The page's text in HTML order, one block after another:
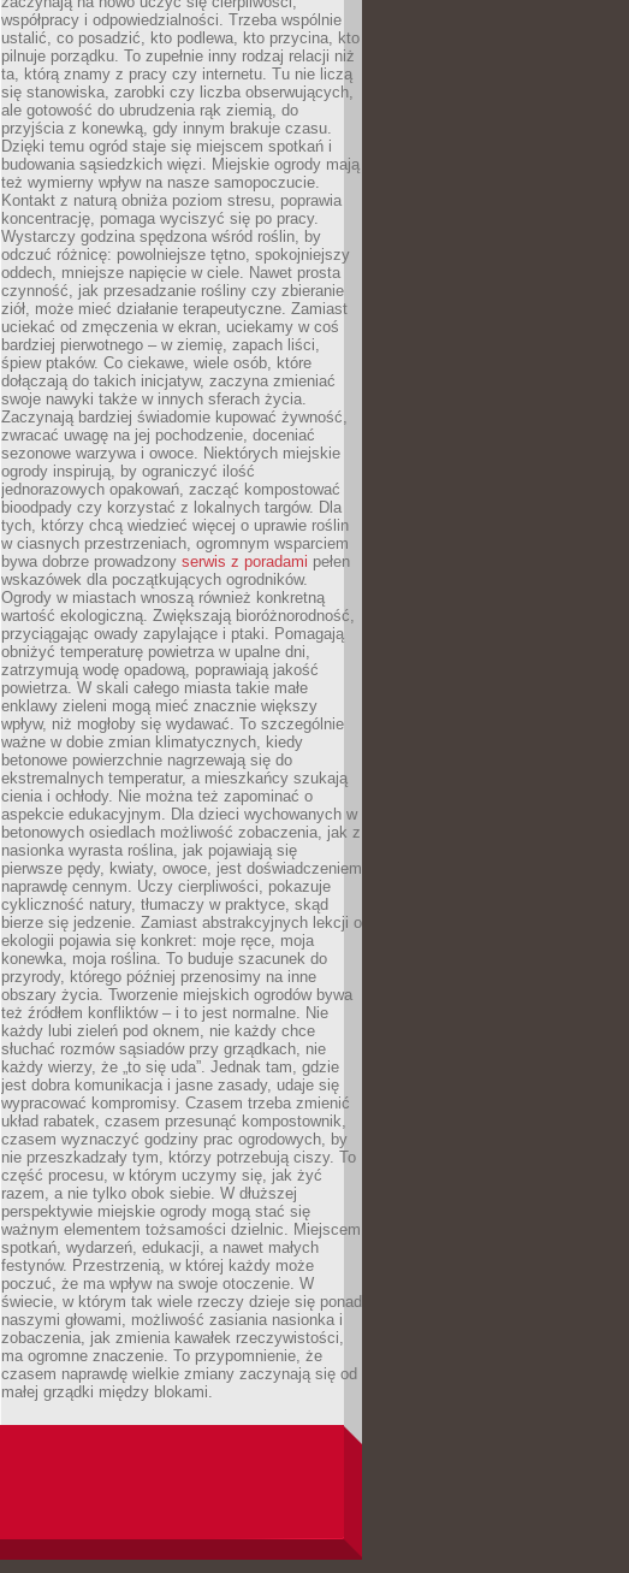
współpracy i odpowiedzialności. Trzeba wspólnie
ustalić, co posadzić, kto podlewa, kto przycina, kto
pilnuje porządku. To zupełnie inny rodzaj relacji niż
ta, którą znamy z pracy czy internetu. Tu nie liczą
się stanowiska, zarobki czy liczba obserwujących,
ale gotowość do ubrudzenia rąk ziemią, do
przyjścia z konewką, gdy innym brakuje czasu.
Dzięki temu ogród staje się miejscem spotkań i
budowania sąsiedzkich więzi. Miejskie ogrody mają
też wymierny wpływ na nasze samopoczucie.
Kontakt z naturą obniża poziom stresu, poprawia
koncentrację, pomaga wyciszyć się po pracy.
Wystarczy godzina spędzona wśród roślin, by
odczuć różnicę: powolniejsze tętno, spokojniejszy
oddech, mniejsze napięcie w ciele. Nawet prosta
czynność, jak przesadzanie rośliny czy zbieranie
ziół, może mieć działanie terapeutyczne. Zamiast
uciekać od zmęczenia w ekran, uciekamy w coś
bardziej pierwotnego – w ziemię, zapach liści,
śpiew ptaków. Co ciekawe, wiele osób, które
dołączają do takich inicjatyw, zaczyna zmieniać
swoje nawyki także w innych sferach życia.
Zaczynają bardziej świadomie kupować żywność,
zwracać uwagę na jej pochodzenie, doceniać
sezonowe warzywa i owoce. Niektórych miejskie
ogrody inspirują, by ograniczyć ilość
jednorazowych opakowań, zacząć kompostować
bioodpady czy korzystać z lokalnych targów. Dla
tych, którzy chcą wiedzieć więcej o uprawie roślin
w ciasnych przestrzeniach, ogromnym wsparciem
bywa dobrze prowadzony serwis z poradami pełen
wskazówek dla początkujących ogrodników.
Ogrody w miastach wnoszą również konkretną
wartość ekologiczną. Zwiększają bioróżnorodność,
przyciągając owady zapylające i ptaki. Pomagają
obniżyć temperaturę powietrza w upalne dni,
zatrzymują wodę opadową, poprawiają jakość
powietrza. W skali całego miasta takie małe
enklawy zieleni mogą mieć znacznie większy
wpływ, niż mogłoby się wydawać. To szczególnie
ważne w dobie zmian klimatycznych, kiedy
betonowe powierzchnie nagrzewają się do
ekstremalnych temperatur, a mieszkańcy szukają
cienia i ochłody. Nie można też zapominać o
aspekcie edukacyjnym. Dla dzieci wychowanych w
betonowych osiedlach możliwość zobaczenia, jak z
nasionka wyrasta roślina, jak pojawiają się
pierwsze pędy, kwiaty, owoce, jest doświadczeniem
naprawdę cennym. Uczy cierpliwości, pokazuje
cykliczność natury, tłumaczy w praktyce, skąd
bierze się jedzenie. Zamiast abstrakcyjnych lekcji o
ekologii pojawia się konkret: moje ręce, moja
konewka, moja roślina. To buduje szacunek do
przyrody, którego później przenosimy na inne
obszary życia. Tworzenie miejskich ogrodów bywa
też źródłem konfliktów – i to jest normalne. Nie
każdy lubi zieleń pod oknem, nie każdy chce
słuchać rozmów sąsiadów przy grządkach, nie
każdy wierzy, że „to się uda”. Jednak tam, gdzie
jest dobra komunikacja i jasne zasady, udaje się
wypracować kompromisy. Czasem trzeba zmienić
układ rabatek, czasem przesunąć kompostownik,
czasem wyznaczyć godziny prac ogrodowych, by
nie przeszkadzały tym, którzy potrzebują ciszy. To
część procesu, w którym uczymy się, jak żyć
razem, a nie tylko obok siebie. W dłuższej
perspektywie miejskie ogrody mogą stać się
ważnym elementem tożsamości dzielnic. Miejscem
spotkań, wydarzeń, edukacji, a nawet małych
festynów. Przestrzenią, w której każdy może
poczuć, że ma wpływ na swoje otoczenie. W
świecie, w którym tak wiele rzeczy dzieje się ponad
naszymi głowami, możliwość zasiania nasionka i
zobaczenia, jak zmienia kawałek rzeczywistości,
ma ogromne znaczenie. To przypomnienie, że
czasem naprawdę wielkie zmiany zaczynają się od
małej grządki między blokami.